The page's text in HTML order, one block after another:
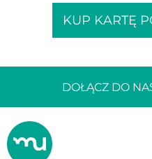
KUP KARTĘ
DOŁĄCZ DO